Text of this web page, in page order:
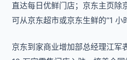
直达每日优鲜门店；京东主页除
可从京东超市或京东生鲜的“1 小
京东到家商业增加部总经理江军